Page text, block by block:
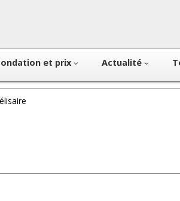
et prix Actualité